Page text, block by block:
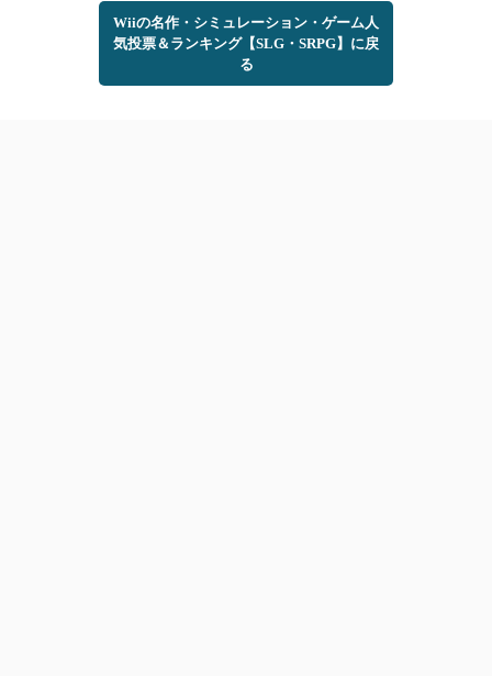
Wiiの名作・シミュレーション・ゲーム人
気投票＆ランキング【SLG・SRPG】に戻
る